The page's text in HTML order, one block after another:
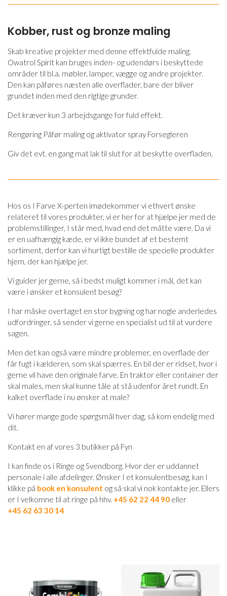
Kobber, rust og bronze maling
Skab kreative projekter med denne effektfulde maling.
Owatrol Spirit kan bruges inden- og udendørs i beskyttede
områder til bl.a. møbler, lamper, vægge og andre projekter.
Den kan påføres næsten alle overflader, bare der bliver
grundet inden med den rigtige grunder.
Det kræver kun 3 arbejdsgange for fuld effekt.
Rengøring Påfør maling og aktivator spray Forsegleren
Giv det evt. en gang mat lak til slut for at beskytte overfladen.
Hos os I Farve X-perten imødekommer vi ethvert ønske
relateret til vores produkter, vi er her for at hjælpe jer med de
problemstillinger, I står med, hvad end det måtte være. Da vi
er en uafhængig kæde, er vi ikke bundet af et bestemt
sortiment, derfor kan vi hurtigt bestille de specielle produkter
hjem, der kan hjælpe jer.
Vi guider jer gerne, så i bedst muligt kommer i mål, det kan
være i ønsker et konsulent besøg?
I har måske overtaget en stor bygning og har nogle anderledes
udfordringer, så sender vi gerne en specialist ud til at vurdere
sagen.
Men det kan også være mindre problemer, en overflade der
får fugt i kælderen, som skal spærres. En bil der er ridset, hvor i
gerne vil have den originale farve. En traktor eller container der
skal males, men skal kunne tåle at stå udenfor året rundt. En
kalket overflade i nu ønsker at male?
Vi hører mange gode spørgsmål hver dag, så kom endelig med
dit.
Kontakt en af vores 3 butikker på Fyn
I kan finde os i Ringe og Svendborg. Hvor der er uddannet
personale i alle afdelinger. Ønsker I et konsulentbesøg, kan I
klikke på book en konsulent og så skal vi nok kontakte jer. Ellers
er I velkomne til at ringe på hhv. +45 62 22 44 90 eller
+45 62 63 30 14